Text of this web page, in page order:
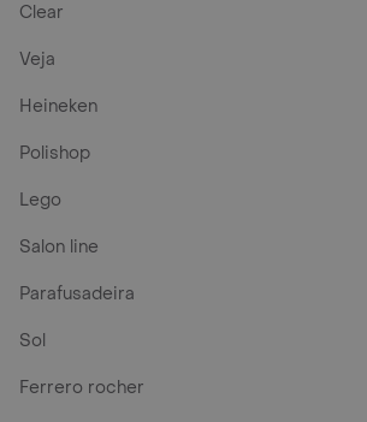
Clear
Veja
Heineken
Polishop
Lego
Salon line
Parafusadeira
Sol
Ferrero rocher